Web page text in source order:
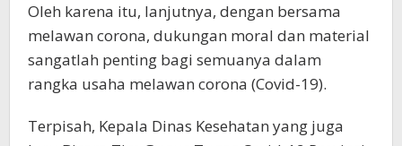
Oleh karena itu, lanjutnya, dengan bersama
melawan corona, dukungan moral dan material
sangatlah penting bagi semuanya dalam
rangka usaha melawan corona (Covid-19).
Terpisah, Kepala Dinas Kesehatan yang juga